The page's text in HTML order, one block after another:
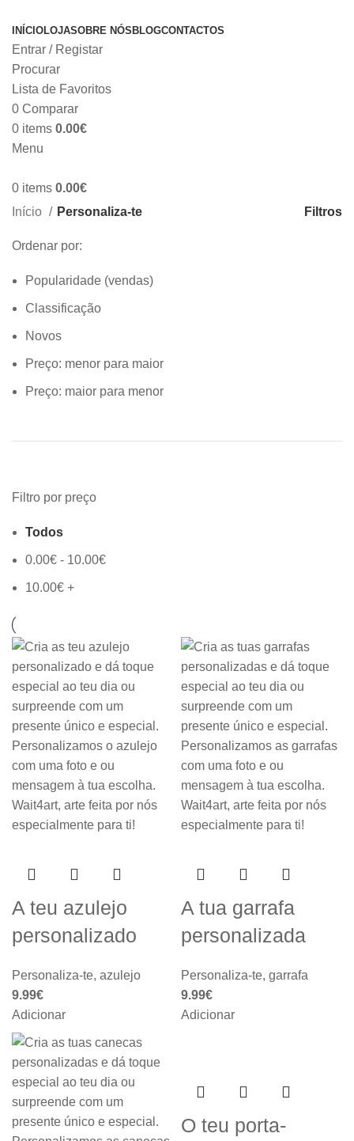
INÍCIOLOJASOBRE NÓS BLOGCONTACTOS
Entrar / Registar
Procurar
Lista de Favoritos
0 Comparar
0 items 0.00€
Menu
0 items 0.00€
Categorias
Início Personaliza-te Filtros
Ordenar por:
Popularidade (vendas)
Classificação
Novos
Preço: menor para maior
Preço: maior para menor
Filtro por preço
Todos
0.00€ - 10.00€
10.00€ +
A teu azulejo
personalizado
Personaliza-te, azulejo
9.99€
Adicionar
A tua garrafa
personalizada
Personaliza-te, garrafa
9.99€
Adicionar
O teu porta-